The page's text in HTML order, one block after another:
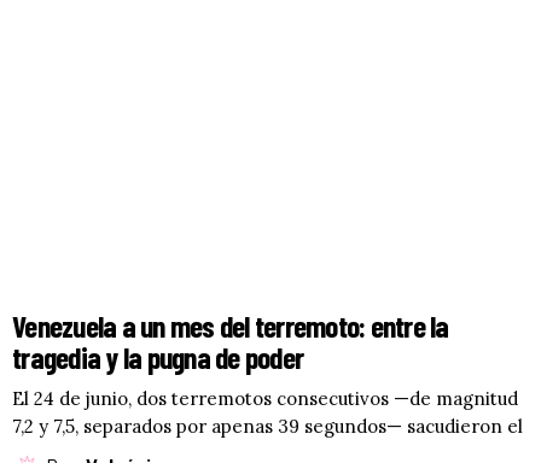
Venezuela a un mes del terremoto: entre la
tragedia y la pugna de poder
El 24 de junio, dos terremotos consecutivos —de magnitud
7,2 y 7,5, separados por apenas 39 segundos— sacudieron el